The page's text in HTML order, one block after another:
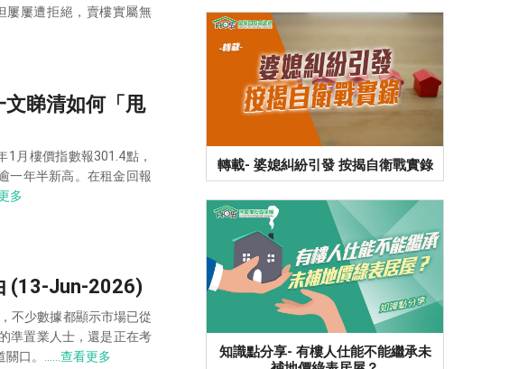
屢屢遭拒絕，賣樓實屬無
睇清如何「甩
月樓價指數報301.4點，
一年半新高。在租金回報
多
(13-Jun-2026)
不少數據都顯示市場已從
準置業人士，還是正在考
口。
……查看更多
轉載- 婆媳糾紛引發 按揭自衛戰實錄
知識點分享- 有樓人仕能不能繼承未